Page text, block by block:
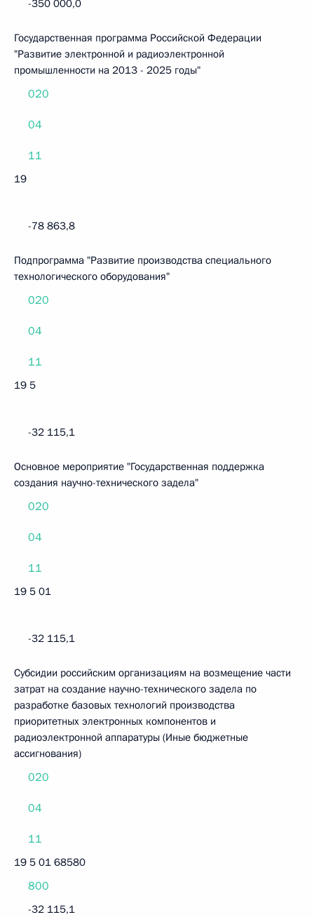
-350 000,0
Государственная программа Российской Федерации
"Развитие электронной и радиоэлектронной
промышленности на 2013 - 2025 годы"
020
04
11
19
-78 863,8
Подпрограмма "Развитие производства специального
технологического оборудования"
020
04
11
19 5
-32 115,1
Основное мероприятие "Государственная поддержка
создания научно-технического задела"
020
04
11
19 5 01
-32 115,1
Субсидии российским организациям на возмещение части
затрат на создание научно-технического задела по
разработке базовых технологий производства
приоритетных электронных компонентов и
радиоэлектронной аппаратуры (Иные бюджетные
ассигнования)
020
04
11
19 5 01 68580
800
-32 115,1